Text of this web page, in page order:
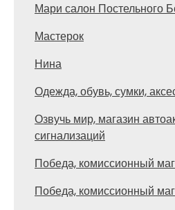
Мари салон Постельного
Мастерок
Нина
Одежда, обувь, сумки,
Озвучь мир, магазин
сигнализаций
Победа, комиссионный
Победа, комиссионный